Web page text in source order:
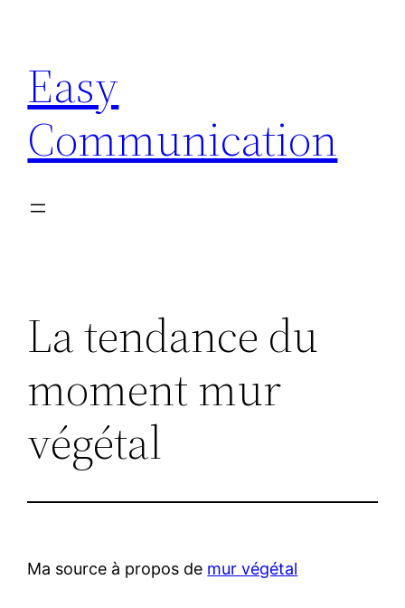
contenu
Easy
Communication
La tendance du
moment mur
végétal
Ma source à propos de mur végétal